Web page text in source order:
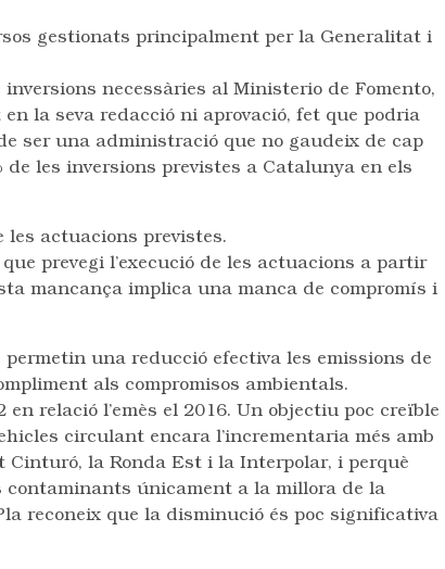
gestionats principalment per la Generalitat i
necessàries al Ministerio de Fomento,
la seva redacció ni aprovació, fet que podria
ser una administració que no gaudeix de cap
les inversions previstes a Catalunya en els
les actuacions previstes.
prevegi l’execució de les actuacions a partir
mancança implica una manca de compromís i
una reducció efectiva les emissions de
als compromisos ambientals.
relació l’emès el 2016. Un objectiu poc creïble
circulant encara l’incrementaria més amb
Cinturó, la Ronda Est i la Interpolar, i perquè
contaminants únicament a la millora de la
reconeix que la disminució és poc significativa